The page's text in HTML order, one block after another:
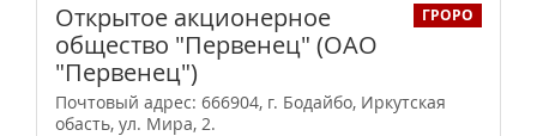
ГРОРО
Открытое акционерное
общество "Первенец" (ОАО
"Первенец")
Почтовый адрес: 666904, г. Бодайбо, Иркутская
обасть, ул. Мира, 2.